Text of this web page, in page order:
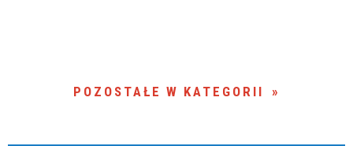
POZOSTAŁE W KATEGORII